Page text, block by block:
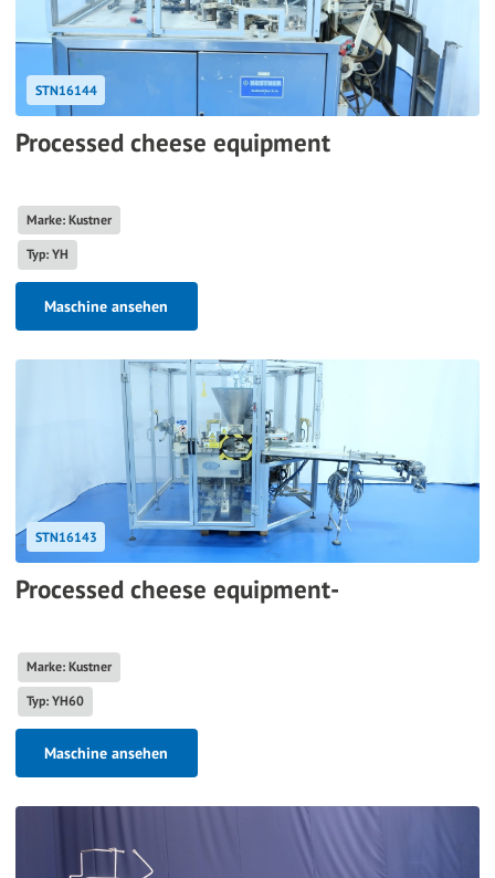
STN16144
Processed cheese equipment
Marke: Kustner
Typ: YH
Maschine ansehen
STN16143
Processed cheese equipment-
Marke: Kustner
Typ: YH60
Maschine ansehen